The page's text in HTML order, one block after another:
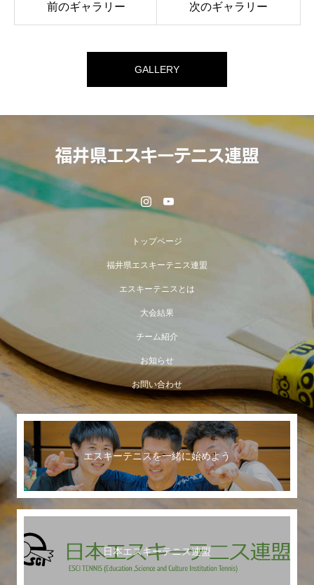
前のギャラリー 次のギャラリー
GALLERY
トップページ
福井県エスキーテニス連盟
エスキーテニスとは
大会結果
チーム紹介
お知らせ
お問い合わせ
エスキーテニスを一緒に始めよう
日本エスキーテニス連盟